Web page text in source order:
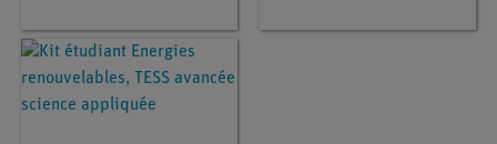
à combustible
hydraulique, DEMO